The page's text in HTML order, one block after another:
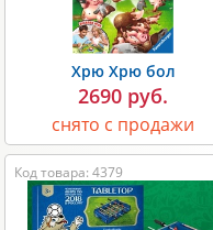
Хрю Хрю бол
2690 руб.
снято с продажи
Код товара: 4379